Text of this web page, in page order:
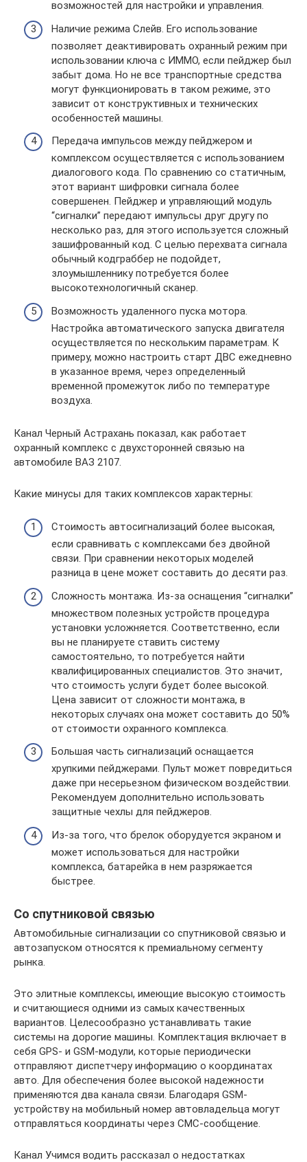
возможностей для настройки и управления.
Наличие режима Слейв. Его использование
позволяет деактивировать охранный режим при
использовании ключа с ИММО, если пейджер был
забыт дома. Но не все транспортные средства
могут функционировать в таком режиме, это
зависит от конструктивных и технических
особенностей машины.
Передача импульсов между пейджером и
комплексом осуществляется с использованием
диалогового кода. По сравнению со статичным,
этот вариант шифровки сигнала более
совершенен. Пейджер и управляющий модуль
“сигналки” передают импульсы друг другу по
несколько раз, для этого используется сложный
зашифрованный код. С целью перехвата сигнала
обычный кодграббер не подойдет,
злоумышленнику потребуется более
высокотехнологичный сканер.
Возможность удаленного пуска мотора.
Настройка автоматического запуска двигателя
осуществляется по нескольким параметрам. К
примеру, можно настроить старт ДВС ежедневно
в указанное время, через определенный
временной промежуток либо по температуре
воздуха.
Канал Черный Астрахань показал, как работает
охранный комплекс с двухсторонней связью на
автомобиле ВАЗ 2107.
Какие минусы для таких комплексов характерны:
Стоимость автосигнализаций более высокая,
если сравнивать с комплексами без двойной
связи. При сравнении некоторых моделей
разница в цене может составить до десяти раз.
Сложность монтажа. Из-за оснащения “сигналки”
множеством полезных устройств процедура
установки усложняется. Соответственно, если
вы не планируете ставить систему
самостоятельно, то потребуется найти
квалифицированных специалистов. Это значит,
что стоимость услуги будет более высокой.
Цена зависит от сложности монтажа, в
некоторых случаях она может составить до 50%
от стоимости охранного комплекса.
Большая часть сигнализаций оснащается
хрупкими пейджерами. Пульт может повредиться
даже при несерьезном физическом воздействии.
Рекомендуем дополнительно использовать
защитные чехлы для пейджеров.
Из-за того, что брелок оборудуется экраном и
может использоваться для настройки
комплекса, батарейка в нем разряжается
быстрее.
Со спутниковой связью
Автомобильные сигнализации со спутниковой связью и
автозапуском относятся к премиальному сегменту
рынка.
Это элитные комплексы, имеющие высокую стоимость
и считающиеся одними из самых качественных
вариантов. Целесообразно устанавливать такие
системы на дорогие машины. Комплектация включает в
себя GPS- и GSM-модули, которые периодически
отправляют диспетчеру информацию о координатах
авто. Для обеспечения более высокой надежности
применяются два канала связи. Благодаря GSM-
устройству на мобильный номер автовладельца могут
отправляться координаты через СМС-сообщение.
Канал Учимся водить рассказал о недостатках